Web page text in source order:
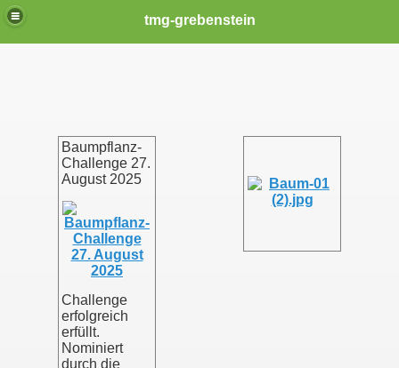
tmg-grebenstein
Baumpflanz-
Challenge 27.
August 2025
Challenge
erfolgreich
erfüllt.
Nominiert
durch die